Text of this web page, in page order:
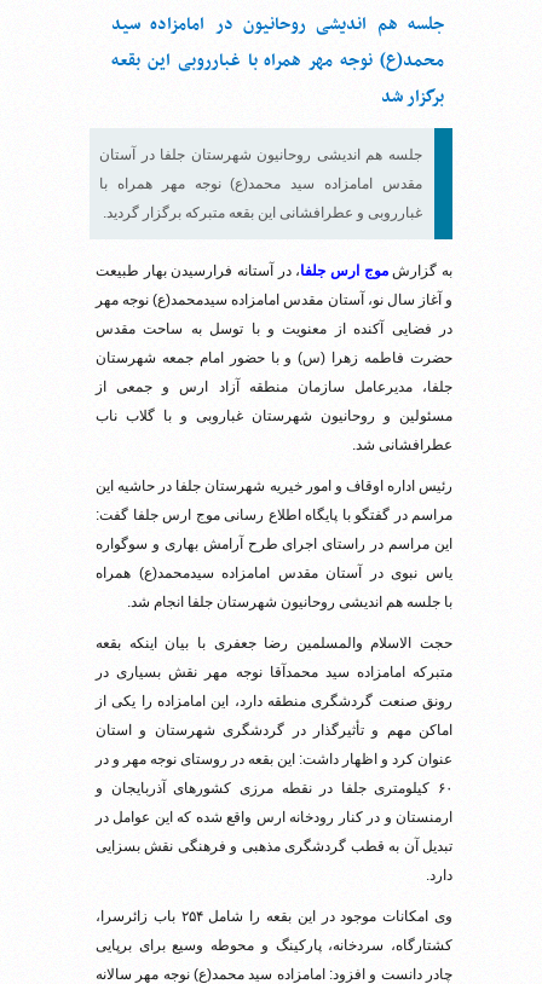
جلسه هم اندیشی روحانیون در امامزاده سید
محمد(ع) نوجه مهر همراه با غبارروبی این بقعه
برگزار شد
جلسه هم اندیشی روحانیون شهرستان جلفا در آستان
مقدس امامزاده سید محمد(ع) نوجه مهر همراه با
غبارروبی و عطرافشانی این بقعه متبرکه برگزار گردید.
به گزارشموج ارس جلفا، در آستانه فرارسیدن بهار طبیعت
و آغاز سال نو، آستان مقدس امامزاده سیدمحمد(ع) نوجه مهر
در فضایی آکنده از معنویت و با توسل به ساحت مقدس
حضرت فاطمه زهرا (س) و با حضور امام جمعه شهرستان
جلفا، مدیرعامل سازمان منطقه آزاد ارس و جمعی از
مسئولین و روحانیون شهرستان غباروبی و با گلاب ناب
عطرافشانی شد.
رئیس اداره اوقاف و امور خیریه شهرستان جلفا در حاشیه این
مراسم در گفتگو با پایگاه اطلاع رسانی موج ارس جلفا گفت:
این مراسم در راستای اجرای طرح آرامش بهاری و سوگواره
یاس نبوی در آستان مقدس امامزاده سیدمحمد(ع) همراه
با جلسه هم اندیشی روحانیون شهرستان جلفا انجام شد.
حجت الاسلام والمسلمین رضا جعفری با بیان اینکه بقعه
متبرکه امامزاده سید محمدآقا نوجه مهر نقش بسیاری در
رونق صنعت گردشگری منطقه دارد، این امامزاده را یکی از
اماکن مهم و تأثیرگذار در گردشگری شهرستان و استان
عنوان کرد و اظهار داشت: این بقعه در روستای نوجه مهر و در
۶۰ کیلومتری جلفا در نقطه مرزی کشورهای آذربایجان و
ارمنستان و در کنار رودخانه ارس واقع شده که این عوامل در
تبدیل آن به قطب گردشگری مذهبی و فرهنگی نقش بسزایی
دارد.
وی امکانات موجود در این بقعه را شامل ۲۵۴ باب زائرسرا،
کشتارگاه، سردخانه، پارکینگ و محوطه وسیع برای برپایی
چادر دانست و افزود: امامزاده سید محمد(ع) نوجه مهر سالانه